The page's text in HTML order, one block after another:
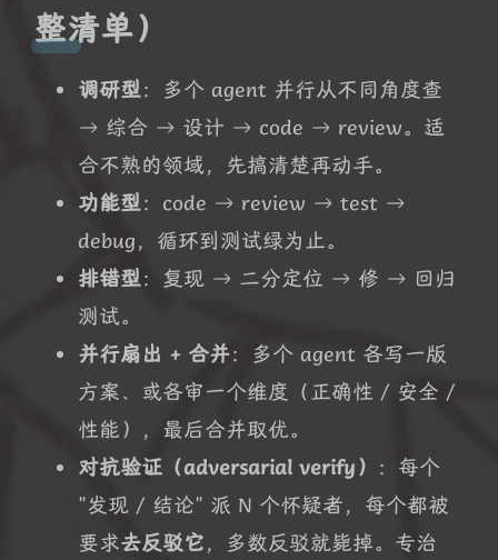
整清单）
调研型：多个 agent 并行从不同角度查
→ 综合 → 设计 → code → review。适
合不熟的领域，先搞清楚再动手。
功能型：code → review → test →
debug，循环到测试绿为止。
排错型：复现 → 二分定位 → 修 → 回归
测试。
并行扇出 + 合并：多个 agent 各写一版
方案、或各审一个维度（正确性 / 安全 /
性能），最后合并取优。
对抗验证（adversarial verify） ：每个
"发现 / 结论" 派 N 个怀疑者，每个都被
要求去反驳它，多数反驳就毙掉。专治